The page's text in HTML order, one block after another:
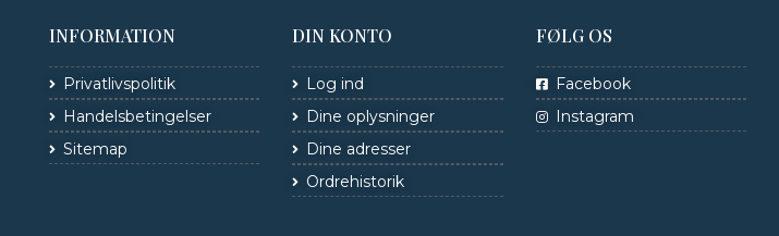
INFORMATION
Privatlivspolitik
Handelsbetingelser
Sitemap
DIN KONTO
Log ind
Dine oplysninger
Dine adresser
Ordrehistorik
FØLG OS
Facebook
Instagram